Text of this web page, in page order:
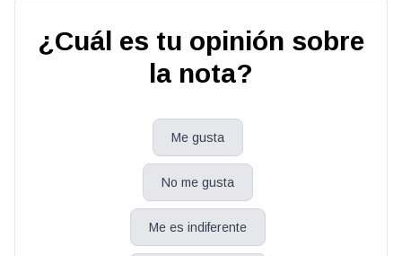
¿Cuál es tu opinión sobre
la nota?
Me gusta
No me gusta
Me es indiferente